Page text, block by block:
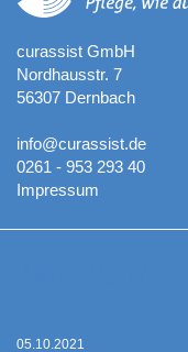
curassist GmbH
Nordhausstr. 7
56307 Dernbach
info@curassist.de
0261 - 953 293 40
Impressum
05.10.2021